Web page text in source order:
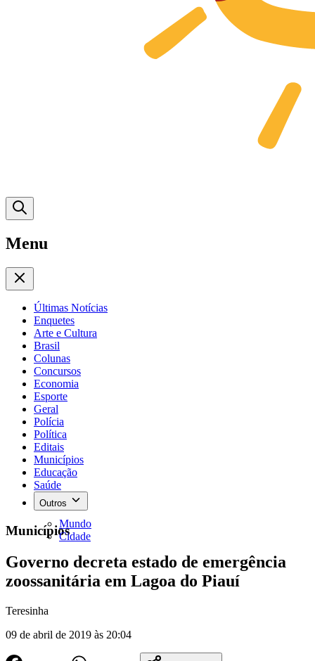
Menu
Últimas Notícias
Enquetes
Arte e Cultura
Brasil
Colunas
Concursos
Economia
Esporte
Geral
Polícia
Política
Editais
Municípios
Educação
Saúde
Outros
Mundo
Cidade
Municípios
Governo decreta estado de emergência
zoossanitária em Lagoa do Piauí
Teresinha
09 de abril de 2019 às 20:04